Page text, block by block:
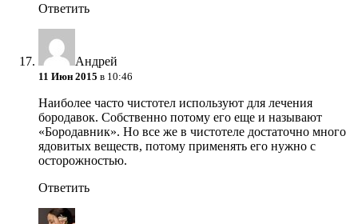
Ответить
Андрей
11 Июн 2015 в 10:46
Наиболее часто чистотел используют для лечения
бородавок. Собственно потому его еще и называют
«Бородавник». Но все же в чистотеле достаточно много
ядовитых веществ, потому применять его нужно с
осторожностью.
Ответить